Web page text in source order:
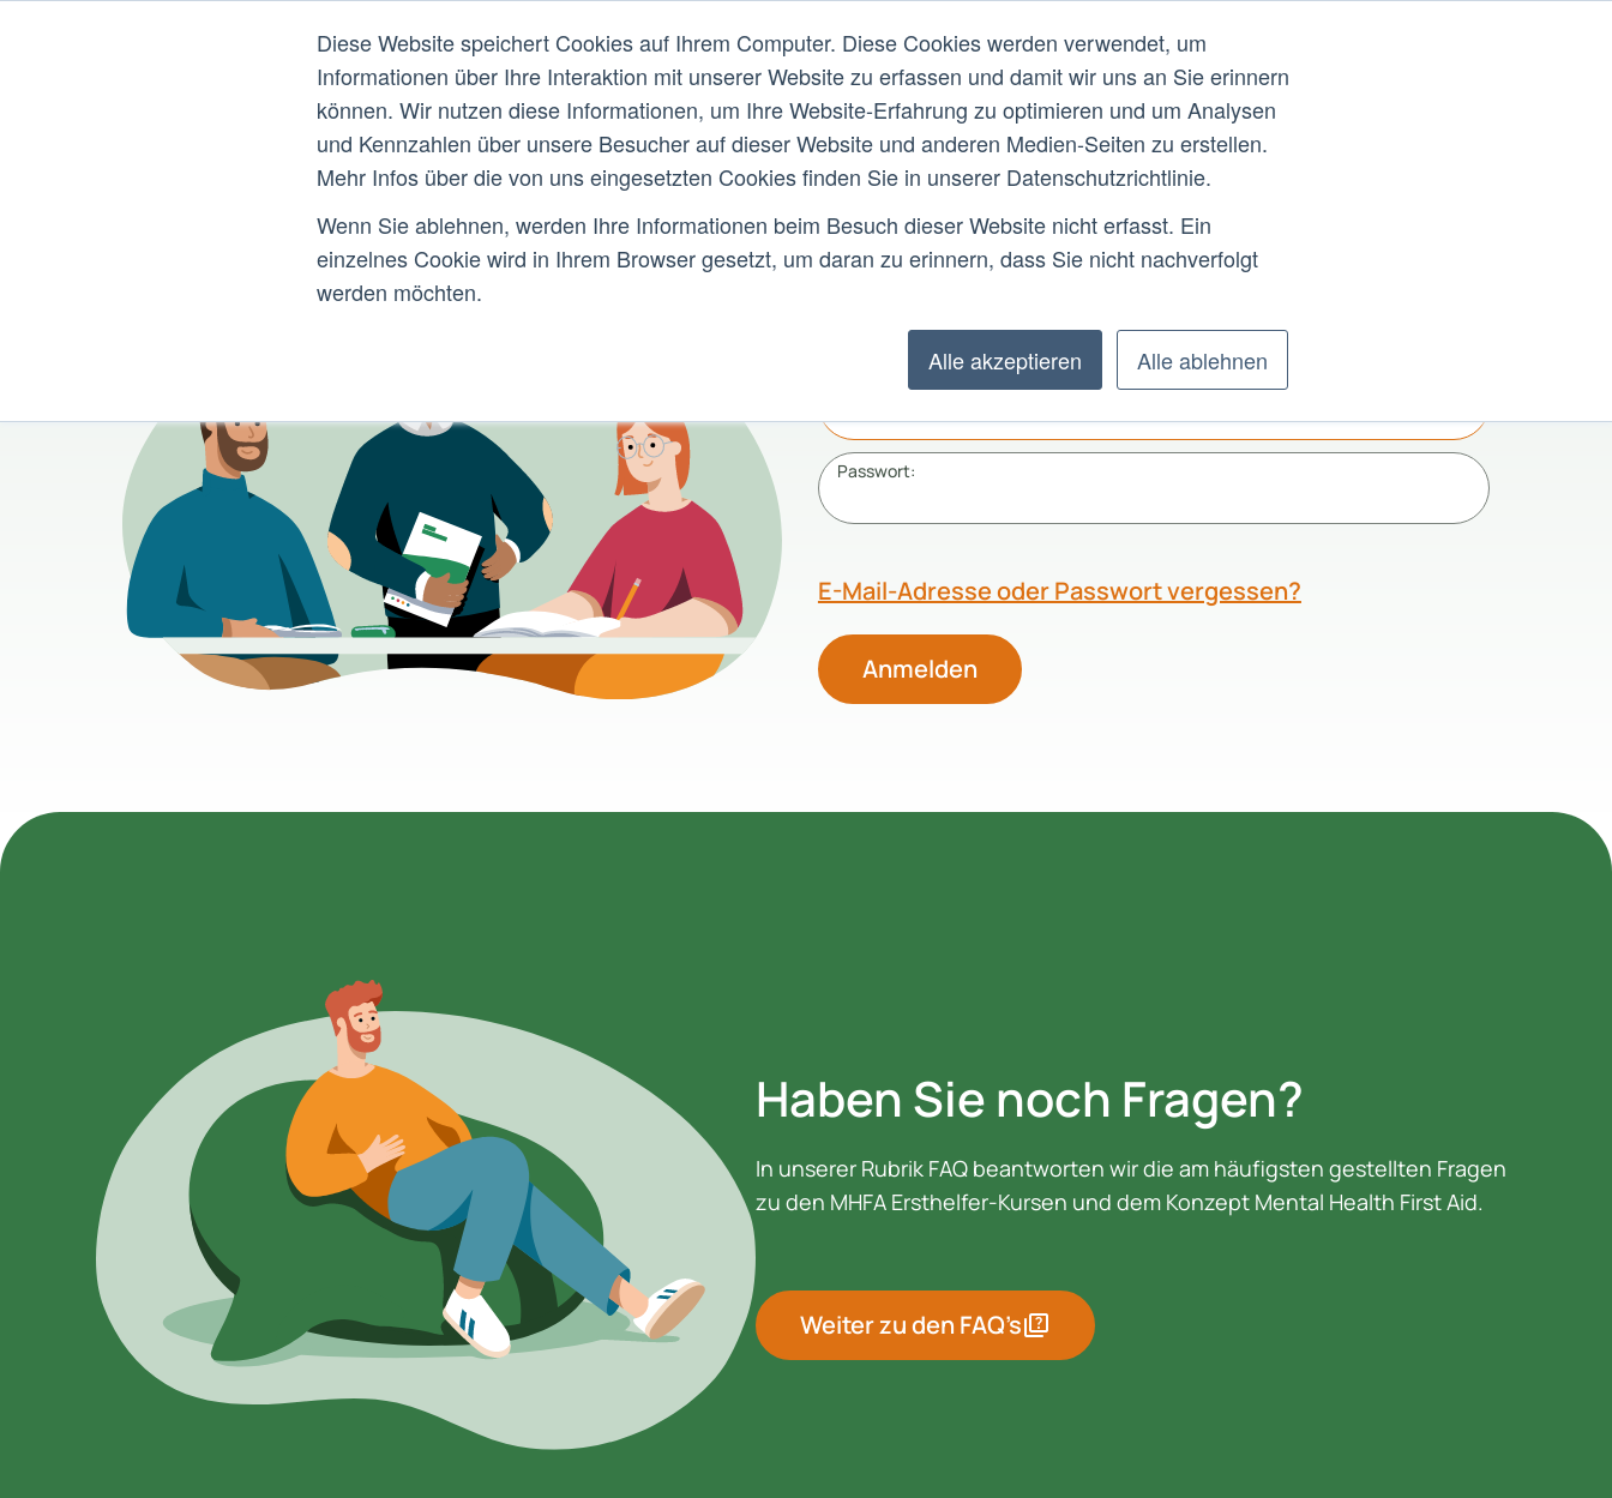
Diese Website speichert Cookies auf Ihrem Computer. Diese Cookies werden verwendet, um
Informationen über Ihre Interaktion mit unserer Website zu erfassen und damit wir uns an Sie erinnern
können. Wir nutzen diese Informationen, um Ihre Website-Erfahrung zu optimieren und um Analysen
und Kennzahlen über unsere Besucher auf dieser Website und anderen Medien-Seiten zu erstellen.
Mehr Infos über die von uns eingesetzten Cookies finden Sie in unserer Datenschutzrichtlinie.
Wenn Sie ablehnen, werden Ihre Informationen beim Besuch dieser Website nicht erfasst. Ein
einzelnes Cookie wird in Ihrem Browser gesetzt, um daran zu erinnern, dass Sie nicht nachverfolgt
werden möchten.
Alle akzeptieren Alle ablehnen
Was ist MHFA?Über unsForschungNewsGuidelines
Ersthelfer*in Instruktor*in Unternehmen & Organisationen
E-Mail-Adresse:
Passwort:
E-Mail-Adresse oder Passwort vergessen?
Anmelden
Haben Sie noch Fragen?
In unserer Rubrik FAQ beantworten wir die am häufigsten gestellten Fragen
zu den MHFA Ersthelfer-Kursen und dem Konzept Mental Health First Aid.
Weiter zu den FAQ’squiz